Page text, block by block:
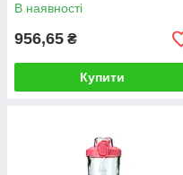
В наявності
956,65 ₴
Купити